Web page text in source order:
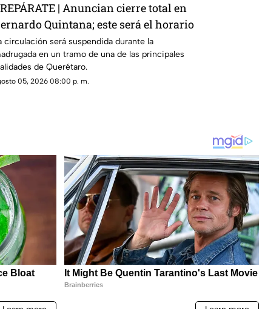
| Anuncian cierre total en
Quintana; este será el horario
circulación será suspendida durante la
en un tramo de una de las principales
de Querétaro.
05, 2026 08:00 p. m.